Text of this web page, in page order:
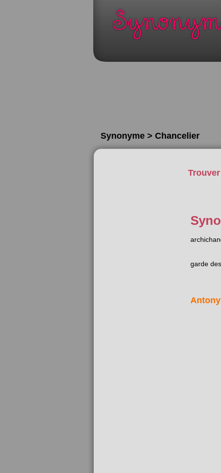
Synonyme > Chancelier
garde